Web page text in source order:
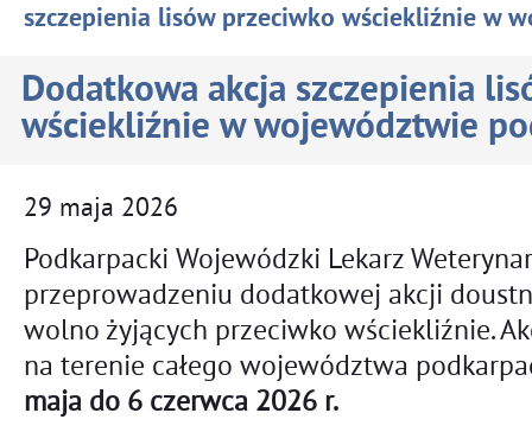
szczepienia lisów przeciwko wściekliźnie w
Dodatkowa akcja szczepienia
wściekliźnie w województwie
29 maja 2026
Podkarpacki Wojewódzki Lekarz
przeprowadzeniu dodatkowej akcji
wolno żyjących przeciwko wściekliźnie.
na terenie całego województwa
maja do 6 czerwca 2026 r.